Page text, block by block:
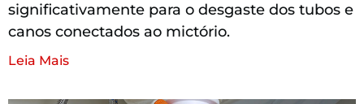
significativamente para o desgaste dos tubos e
canos conectados ao mictório.
Leia Mais